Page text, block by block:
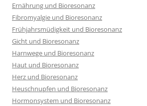
Ernährung und Bioresonanz
Fibromyalgie und Bioresonanz
Frühjahrsmüdigkeit und Bioresonanz
Gicht und Bioresonanz
Harnwege und Bioresonanz
Haut und Bioresonanz
Herz und Bioresonanz
Heuschnupfen und Bioresonanz
Hormonsystem und Bioresonanz